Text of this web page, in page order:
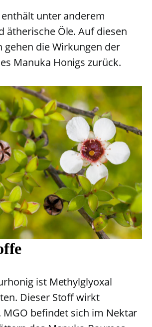
unter anderem
ätherische Öle. Auf diesen
gehen die Wirkungen der
Manuka Honigs zurück.
ist Methylglyoxal
Dieser Stoff wirkt
befindet sich im Nektar